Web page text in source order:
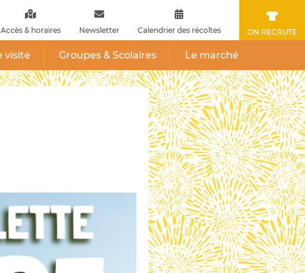
Accès & horaires Newsletter Calendrier des récoltes ON RECRUTE
visite Groupes & Scolaires Le marché